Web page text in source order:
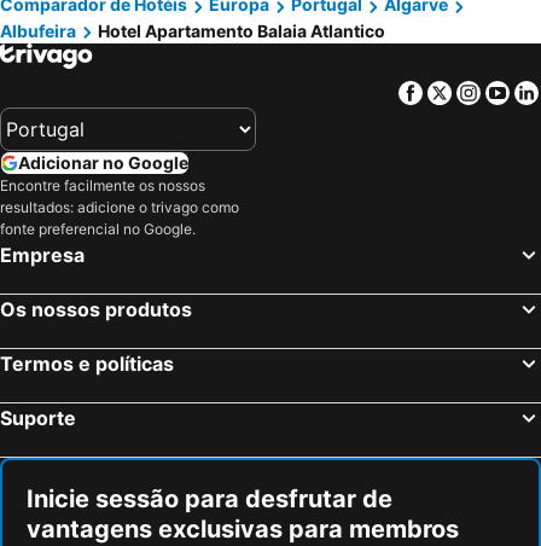
Comparador de Hotéis
Europa Portugal
Algarve
Albufeira
Hotel Apartamento Balaia Atlantico
Facebook
Twitter
Adicionar no Google
Encontre facilmente os nossos
resultados: adicione o trivago como
fonte preferencial no Google.
Empresa
Os nossos produtos
Termos e políticas
Suporte
Inicie sessão para desfrutar de
vantagens exclusivas para membros